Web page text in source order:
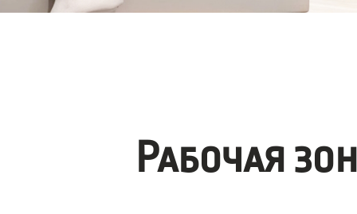
Рабочая